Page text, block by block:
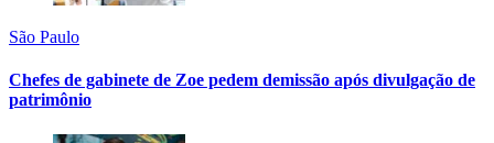
São Paulo
Chefes de gabinete de Zoe pedem demissão após divulgação de
patrimônio